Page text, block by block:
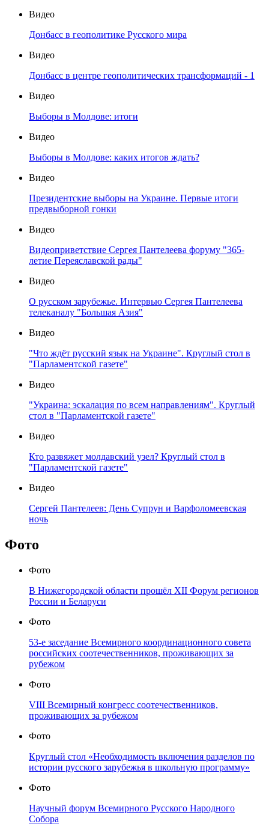
Видео
Донбасс в геополитике Русского мира
Видео
Донбасс в центре геополитических трансформаций - 1
Видео
Выборы в Молдове: итоги
Видео
Выборы в Молдове: каких итогов ждать?
Видео
Президентские выборы на Украине. Первые итоги
предвыборной гонки
Видео
Видеоприветствие Сергея Пантелеева форуму "365-
летие Переяславской рады"
Видео
О русском зарубежье. Интервью Сергея Пантелеева
телеканалу "Большая Азия"
Видео
"Что ждёт русский язык на Украине". Круглый стол в
"Парламентской газете"
Видео
"Украина: эскалация по всем направлениям". Круглый
стол в "Парламентской газете"
Видео
Кто развяжет молдавский узел? Круглый стол в
"Парламентской газете"
Видео
Сергей Пантелеев: День Супрун и Варфоломеевская
ночь
Фото
Фото
В Нижегородской области прошёл XII Форум регионов
России и Беларуси
Фото
53-е заседание Всемирного координационного совета
российских соотечественников, проживающих за
рубежом
Фото
VIII Всемирный конгресс соотечественников,
проживающих за рубежом
Фото
Круглый стол «Необходимость включения разделов по
истории русского зарубежья в школьную программу»
Фото
Научный форум Всемирного Русского Народного
Собора